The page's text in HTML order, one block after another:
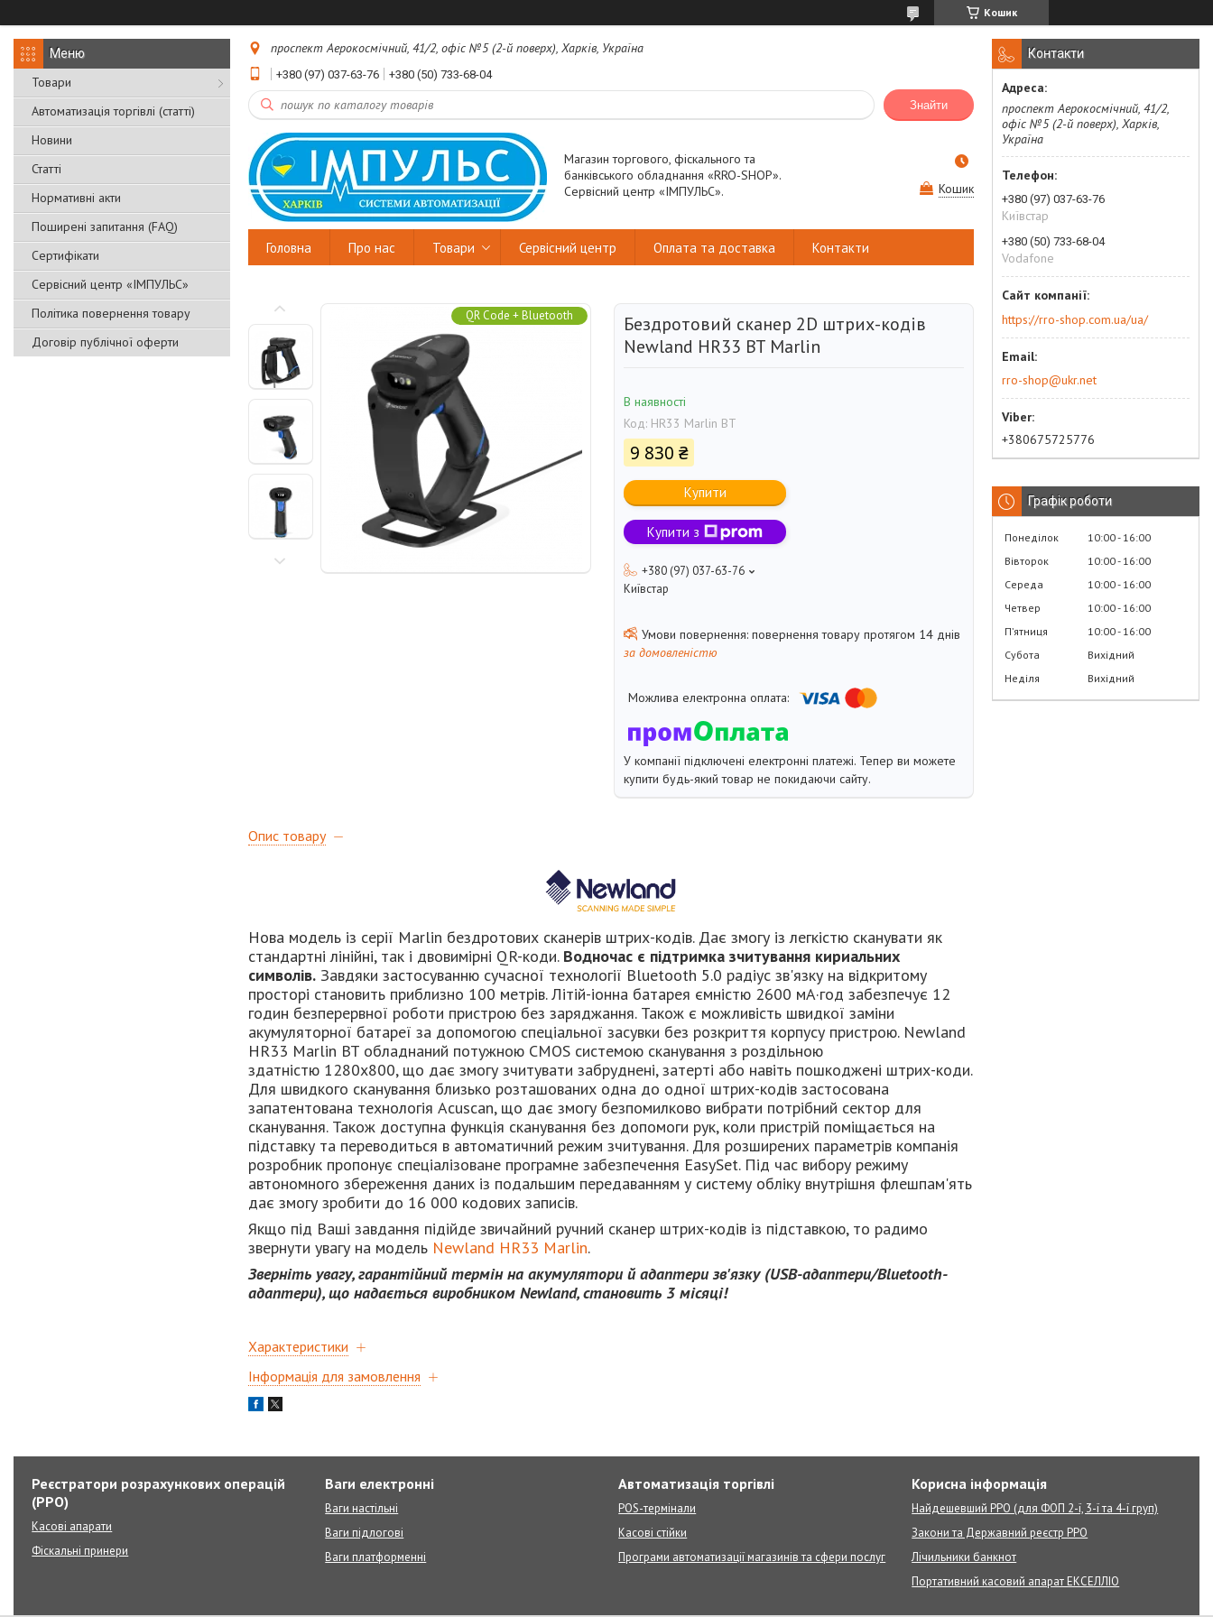
Кошик
Товари
Автоматизація торгівлі (статті)
Новини
Статті
Нормативні акти
Поширені запитання (FAQ)
Сертифікати
Сервісний центр «ІМПУЛЬС»
Політика повернення товару
Договір публічної оферти
проспект Аерокосмічний, 41/2, офіс №5 (2-й поверх), Харків, Україна
+380 (97) 037-63-76 +380 (50) 733-68-04
Знайти
Магазин торгового, фіскального та
банківського обладнання «RRO-SHOP».
Сервісний центр «ІМПУЛЬС».
Кошик
Головна Про нас Товари Сервісний центр Оплата та доставка Контакти
QR Code + Bluetooth
Бездротовий сканер 2D штрих-кодів
Newland HR33 BT Marlin
В наявності
Код: HR33 Marlin BT
9 830 ₴
Купити
Купити з
+380 (97) 037-63-76
Київстар
повернення товару протягом 14 днів
за домовленістю
У компанії підключені електронні платежі. Тепер ви можете
купити будь-який товар не покидаючи сайту.
Опис товару
Нова модель із серії Marlin бездротових сканерів штрих-кодів. Дає змогу із легкістю сканувати як
стандартні лінійні, так і двовимірні QR-коди. Водночас є підтримка зчитування кириальних
символів. Завдяки застосуванню сучасної технології Bluetooth 5.0 радіус зв'язку на відкритому
просторі становить приблизно 100 метрів. Літій-іонна батарея ємністю 2600 мА·год забезпечує 12
годин безперервної роботи пристрою без заряджання. Також є можливість швидкої заміни
акумуляторної батареї за допомогою спеціальної засувки без розкриття корпусу пристрою. Newland
HR33 Marlin BT обладнаний потужною CMOS системою сканування з роздільною
здатністю 1280x800, що дає змогу зчитувати забруднені, затерті або навіть пошкоджені штрих-коди.
Для швидкого сканування близько розташованих одна до одної штрих-кодів застосована
запатентована технологія Acuscan, що дає змогу безпомилково вибрати потрібний сектор для
сканування. Також доступна функція сканування без допомоги рук, коли пристрій поміщається на
підставку та переводиться в автоматичний режим зчитування. Для розширених параметрів компанія
розробник пропонує спеціалізоване програмне забезпечення EasySet. Під час вибору режиму
автономного збереження даних із подальшим передаванням у систему обліку внутрішня флешпам'ять
дає змогу зробити до 16 000 кодових записів.
Якщо під Ваші завдання підійде звичайний ручний сканер штрих-кодів із підставкою, то радимо
звернути увагу на модель Newland HR33 Marlin.
Зверніть увагу, гарантійний термін на акумулятори й адаптери зв'язку (USB-адаптери/Bluetooth-
адаптери), що надається виробником Newland, становить 3 місяці!
Характеристики
Інформація для замовлення
Контакти
проспект Аерокосмічний, 41/2,
офіс №5 (2-й поверх), Харків,
Україна
+380 (97) 037-63-76
Київстар
+380 (50) 733-68-04
Vodafone
https://rro-shop.com.ua/ua/
rro-shop@ukr.net
+380675725776
Графік роботи
Понеділок 10:00 16:00
Вівторок
10:00 16:00
Середа
10:00 16:00
Четвер
10:00 16:00
Пʼятниця
10:00 16:00
Субота
Вихідний
Неділя
Вихідний
Реєстратори розрахункових операцій
(РРО)
Касові апарати
Фіскальні принери
Ваги електронні
Ваги настільні
Ваги підлогові
Ваги платформенні
Автоматизація торгівлі
POS-термінали
Касові стійки
Програми автоматизації магазинів та сфери послуг
Корисна інформація
Найдешевший РРО (для ФОП 2-ї, 3-ї та 4-ї груп)
Закони та Державний реєстр РРО
Лічильники банкнот
Портативний касовий апарат ЕКСЕЛЛІО